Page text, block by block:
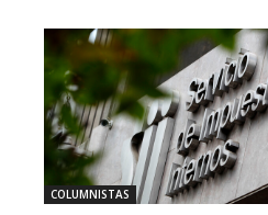
COLUMNISTAS